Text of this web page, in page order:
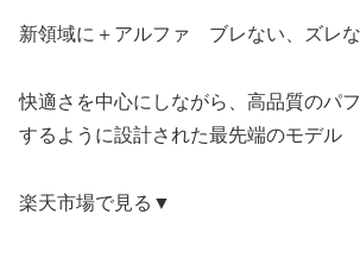
新領域に＋アルファ ブレない、ズレ
快適さを中心にしながら、高品質のパ
するように設計された最先端のモデル
楽天市場で見る▼